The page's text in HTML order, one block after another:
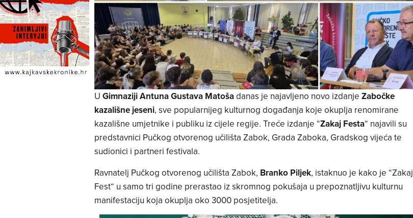
U Gimnaziji Antuna Gustava Matošadanas je najavljeno novo izdanje Zabočke
kazališne jeseni, sve popularnijeg kulturnog događanja koje okuplja renomirane
kazališne umjetnike i publiku iz cijele regije. Treće izdanje “Zakaj Festa“ najavili su
predstavnici Pučkog otvorenog učilišta Zabok, Grada Zaboka, Gradskog vijeća te
sudionici i partneri festivala.
Ravnatelj Pučkog otvorenog učilišta Zabok, Branko Piljek, istaknuo je kako je “Zakaj
Fest“ u samo tri godine prerastao iz skromnog pokušaja u prepoznatljivu kulturnu
manifestaciju koja okuplja oko 3000 posjetitelja.